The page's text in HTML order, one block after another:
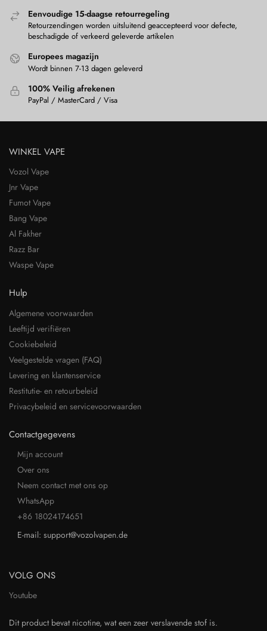
Eenvoudige 15-daagse retourregeling
Retourzendingen worden uitsluitend geaccepteerd voor defecte,
beschadigde of verkeerd geleverde artikelen
Europees magazijn
Wordt binnen 7-13 dagen geleverd
100% Veilig afrekenen
PayPal / MasterCard / Visa
WINKEL VAPE
Vozol Vape
Jnr Vape
Fumot Vape
Bang Vape
Al Fakher
Razz Bar
Waspe Vape
Hulp
Algemene voorwaarden
Leeftijd verifiëren
Cookiebeleid
Veelgestelde vragen (FAQ)
Levering en klantenservice
Restitutie- en retourbeleid
Privacybeleid en servicevoorwaarden
Contactgegevens
Mijn account
Over ons
Neem contact met ons op
WhatsApp
+86 18024174651
E-mail: support@vozolvapen.de
VOLG ONS
Youtube
Dit product bevat nicotine, wat een zeer verslavende stof is.